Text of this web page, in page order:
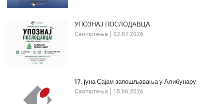
Саопштења 02.07.2026.
УПОЗНАЈ ПОСЛОДАВЦА
Саопштења 15.06.2026.
17. јуна Сајам запошљавања у Алибунару